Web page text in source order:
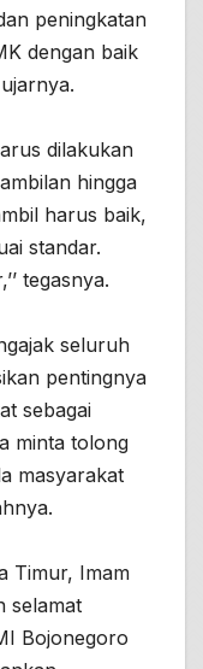
peningkatan
dengan baik
dilakukan
hingga
harus baik,
standar.
tegasnya.
seluruh
pentingnya
sebagai
minta tolong
masyarakat
Timur, Imam
selamat
Bojonegoro